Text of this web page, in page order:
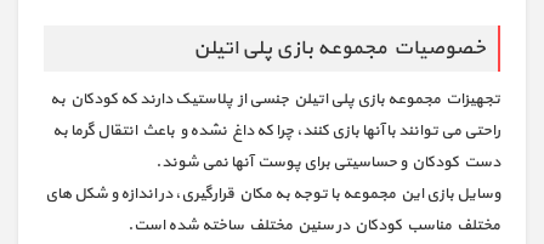
خصوصیات مجموعه بازی پلی اتیلن
تجهیزات مجموعه بازی پلی اتیلن جنسی از پلاستیک دارند که کودکان به
راحتی می توانند با آنها بازی کنند، چرا که داغ نشده و باعث انتقال گرما به
دست کودکان و حساسیتی برای پوست آنها نمی شوند.
وسایل بازی این مجموعه با توجه به مکان قرارگیری، در اندازه و شکل های
مختلف مناسب کودکان در سنین مختلف ساخته شده است.